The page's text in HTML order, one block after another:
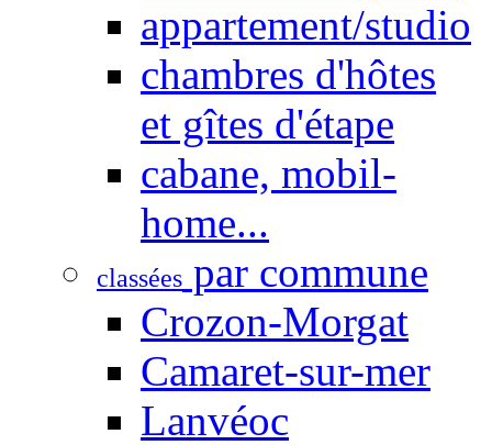
appartement/studio
chambres d'hôtes
et gîtes d'étape
cabane, mobil-
home...
classées par commune
Crozon-Morgat
Camaret-sur-mer
Lanvéoc